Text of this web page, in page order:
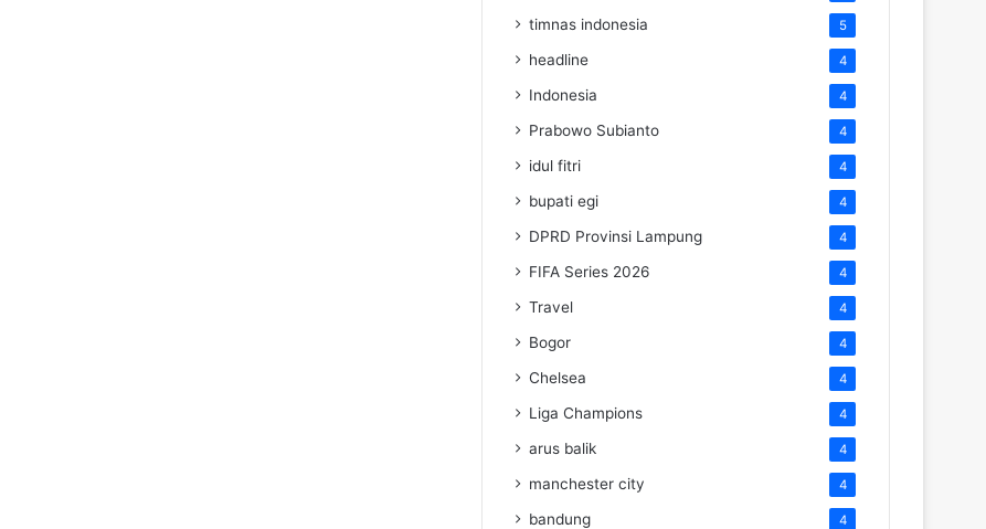
timnas indonesia 5
headline 4
Indonesia 4
Prabowo Subianto 4
idul fitri 4
bupati egi 4
DPRD Provinsi Lampung 4
FIFA Series 2026 4
Travel 4
Bogor 4
Chelsea 4
Liga Champions 4
arus balik 4
manchester city 4
bandung 4